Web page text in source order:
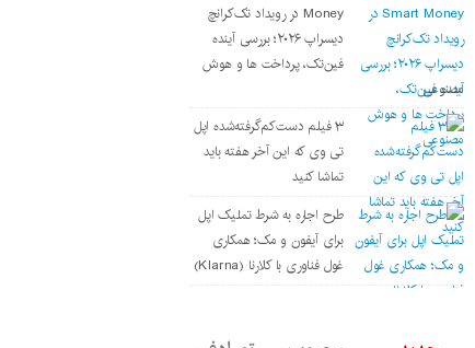
Money در رویداد تک‌کرانچ
دیسراپ ۲۰۲۶؛ بررسی آینده
فین‌تک، پرداخت‌ ها و هوش
مصنوعی
۳ فیلم دست‌کم‌گرفته‌شده اپل
تی وی که این آخر هفته باید
تماشا کنید
طرح اجاره به شرط تملیک اپل
برای آیفون و مک؛ همکاری
غول فناوری با کلارنا (Klarna)